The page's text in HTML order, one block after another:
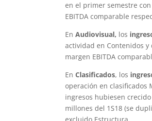
en el primer semestre
EBITDA comparable
EnAudiovisual, los
actividad en Contenidos y
margen EBITDA
EnClasificados, los
operación en clasificados
ingresos hubiesen crecido
millones del 1S18 (se